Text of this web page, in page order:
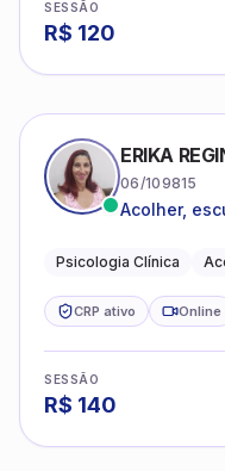
SESSÃO
R$ 120
ERIKA
06/109815
Acolher,
Psicologia Clínica
CRP ativo Online
SESSÃO
R$ 140